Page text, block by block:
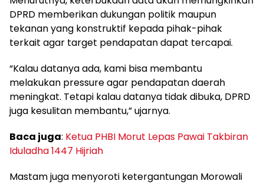
DPRD memberikan dukungan politik maupun
tekanan yang konstruktif kepada pihak-pihak
terkait agar target pendapatan dapat tercapai.
“Kalau datanya ada, kami bisa membantu
melakukan pressure agar pendapatan daerah
meningkat. Tetapi kalau datanya tidak dibuka, DPRD
juga kesulitan membantu,” ujarnya.
Baca juga: Ketua PHBI Morut Lepas Pawai Takbiran
Iduladha 1447 Hijriah
Mastam juga menyoroti ketergantungan Morowali